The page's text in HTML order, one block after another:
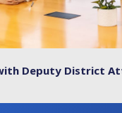
Deputy District